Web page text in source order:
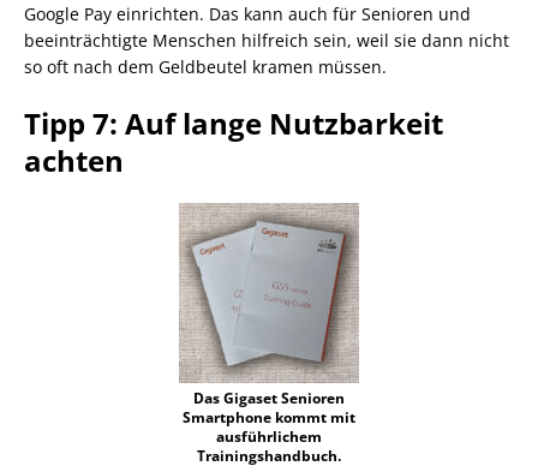
Google Pay einrichten. Das kann auch für Senioren und
beeinträchtigte Menschen hilfreich sein, weil sie dann nicht
so oft nach dem Geldbeutel kramen müssen.
Tipp 7: Auf lange Nutzbarkeit
achten
Das Gigaset Senioren
Smartphone kommt mit
ausführlichem
Trainingshandbuch.